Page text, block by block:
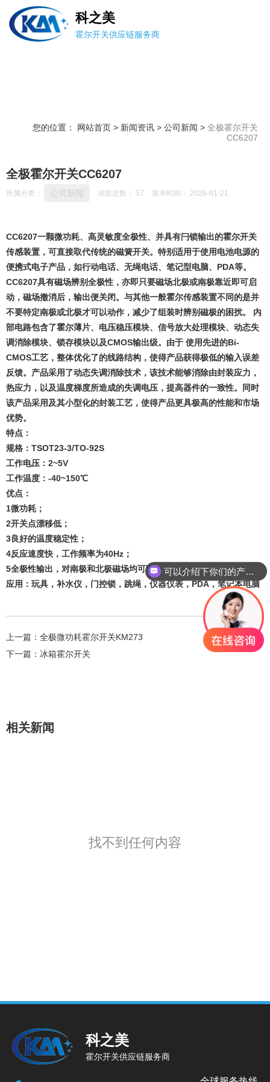
科之美
霍尔开关供应链服务商
您的位置： 网站首页 > 新闻资讯 > 公司新闻 > 全极霍尔开关
CC6207
全极霍尔开关CC6207
所属分类： 公司新闻 浏览次数： 57 发布时间： 2026-01-21
CC6207一颗微功耗、高灵敏度全极性、并具有闩锁输出的霍尔开关
传感装置，可直接取代传统的磁簧开关。特别适用于使用电池电源的
便携式电子产品，如行动电话、无绳电话、笔记型电脑、PDA等。
CC6207具有磁场辨别全极性，亦即只要磁场北极或南极靠近即可启
动，磁场撤消后，输出便关闭。与其他一般霍尔传感装置不同的是并
不要特定南极或北极才可以动作，减少了组装时辨别磁极的困扰。 内
部电路包含了霍尔薄片、电压稳压模块、信号放大处理模块、动态失
调消除模块、锁存模块以及CMOS输出级。由于 使用先进的Bi-
CMOS工艺，整体优化了的线路结构，使得产品获得极低的输入误差
反馈。产品采用了动态失调消除技术，该技术能够消除由封装应力，
热应力，以及温度梯度所造成的失调电压，提高器件的一致性。同时
该产品采用及其小型化的封装工艺，使得产品更具极高的性能和市场
优势。
特点：
规格：TSOT23-3/TO-92S
工作电压：2~5V
工作温度：-40~150℃
优点：
1微功耗；
2开关点漂移低；
3良好的温度稳定性；
4反应速度快，工作频率为40Hz；
5全极性输出，对南极和北极磁场均可响应
应用：玩具，补水仪，门控锁，跳绳，仪器仪表，PDA，笔记本电脑
上一篇： 全极微功耗霍尔开关KM273
下一篇： 冰箱霍尔开关
相关新闻
找不到任何内容
科之美
霍尔开关供应链服务商
可以介绍下你们的产品么？